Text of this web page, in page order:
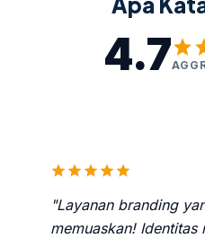
4.7star
starstarstarstarstar
"Layanan branding
memuaskan!